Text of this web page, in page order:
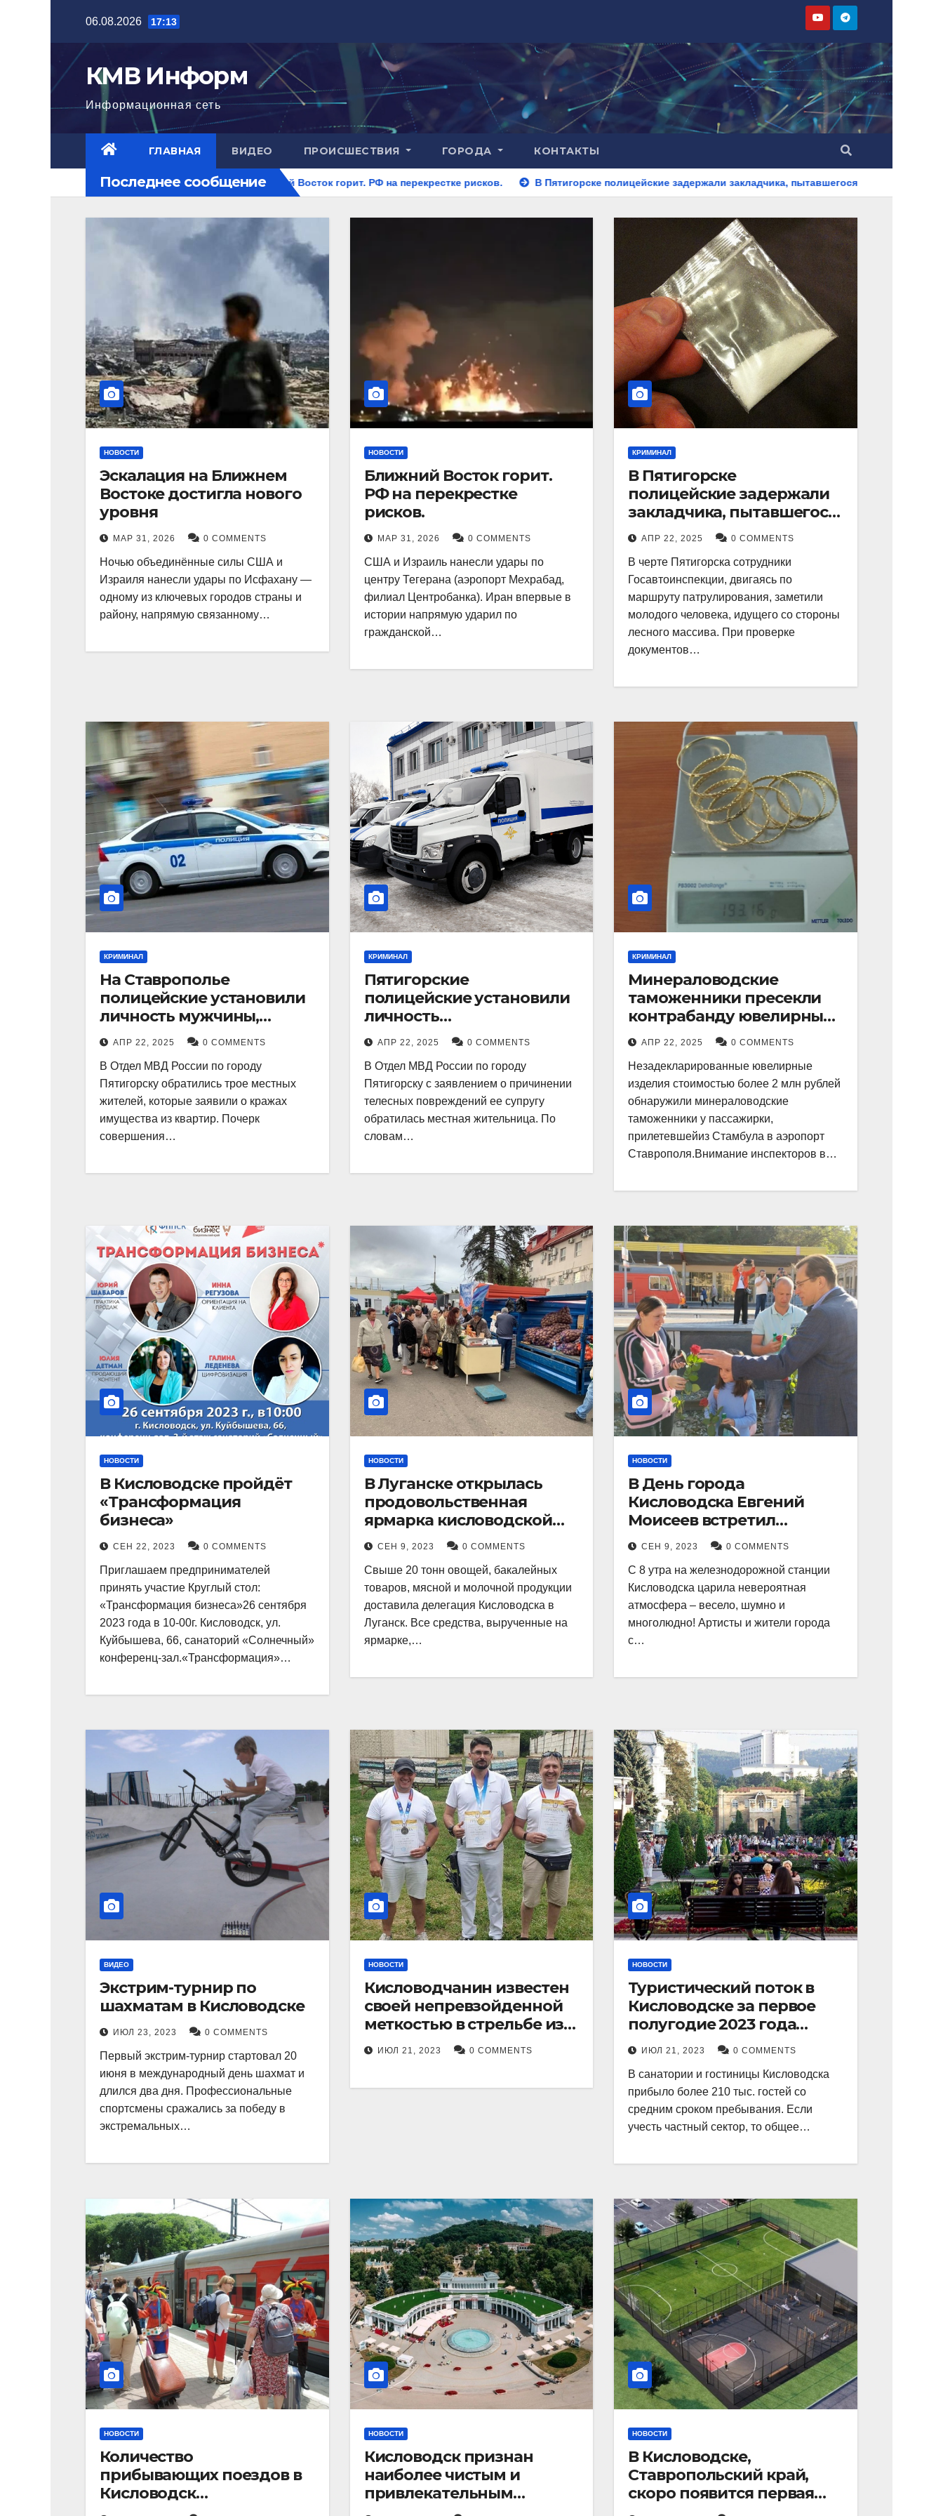
содержимому
06.08.2026 17:13
КМВ Информ
Информационная сеть
ГЛАВНАЯ ВИДЕО ПРОИСШЕСТВИЯ ГОРОДА КОНТАКТЫ
Последнее сообщение
нового уровня Ближний Восток горит. РФ на перекрестке рисков. В Пятигорске полицейские задержали закладчика, пытавшегося сбыть партию синтетического
НОВОСТИ
Эскалация на Ближнем
Востоке достигла нового
уровня
МАР 31, 2026 0 COMMENTS
Ночью объединённые силы США и
Израиля нанесли удары по Исфахану —
одному из ключевых городов страны и
району, напрямую связанному…
НОВОСТИ
Ближний Восток горит.
РФ на перекрестке
рисков.
МАР 31, 2026 0 COMMENTS
США и Израиль нанесли удары по
центру Тегерана (аэропорт Мехрабад,
филиал Центробанка). Иран впервые в
истории напрямую ударил по
гражданской…
КРИМИНАЛ
В Пятигорске
полицейские задержали
закладчика, пытавшегося
сбыть партию
синтетического
наркотика
АПР 22, 2025 0 COMMENTS
В черте Пятигорска сотрудники
Госавтоинспекции, двигаясь по
маршруту патрулирования, заметили
молодого человека, идущего со стороны
лесного массива. При проверке
документов…
КРИМИНАЛ
На Ставрополье
полицейские установили
личность мужчины,
причастного к кражам
имущества из квартир в
Пятигорске
АПР 22, 2025 0 COMMENTS
В Отдел МВД России по городу
Пятигорску обратились трое местных
жителей, которые заявили о кражах
имущества из квартир. Почерк
совершения…
КРИМИНАЛ
Пятигорские
полицейские установили
личность
злоумышленника,
причинившего телесные
повреждения местному
жителю
АПР 22, 2025 0 COMMENTS
В Отдел МВД России по городу
Пятигорску с заявлением о причинении
телесных повреждений ее супругу
обратилась местная жительница. По
словам…
КРИМИНАЛ
Минераловодские
таможенники пресекли
контрабанду ювелирных
изделий на 2 млн рублей
АПР 22, 2025 0 COMMENTS
Незадекларированные ювелирные
изделия стоимостью более 2 млн рублей
обнаружили минераловодские
таможенники у пассажирки,
прилетевшейиз Стамбула в аэропорт
Ставрополя.Внимание инспекторов в…
НОВОСТИ
В Кисловодске пройдёт
«Трансформация
бизнеса»
СЕН 22, 2023 0 COMMENTS
Приглашаем предпринимателей
принять участие Круглый стол:
«Трансформация бизнеса»26 сентября
2023 года в 10-00г. Кисловодск, ул.
Куйбышева, 66, санаторий «Солнечный»
конференц-зал.«Трансформация»…
НОВОСТИ
В Луганске открылась
продовольственная
ярмарка кисловодской
продукции.
СЕН 9, 2023 0 COMMENTS
Свыше 20 тонн овощей, бакалейных
товаров, мясной и молочной продукции
доставила делегация Кисловодска в
Луганск. Все средства, вырученные на
ярмарке,…
НОВОСТИ
В День города
Кисловодска Евгений
Моисеев встретил
прибывший поезд с
туристами.
СЕН 9, 2023 0 COMMENTS
С 8 утра на железнодорожной станции
Кисловодска царила невероятная
атмосфера – весело, шумно и
многолюдно! Артисты и жители города
с…
ВИДЕО
Экстрим-турнир по
шахматам в Кисловодске
ИЮЛ 23, 2023 0 COMMENTS
Первый экстрим-турнир стартовал 20
июня в международный день шахмат и
длился два дня. Профессиональные
спортсмены сражались за победу в
экстремальных…
НОВОСТИ
Кисловодчанин известен
своей непревзойденной
меткостью в стрельбе из
лука, и его успехи
прославили его в
ИЮЛ 21, 2023 0 COMMENTS
НОВОСТИ
Туристический поток в
Кисловодске за первое
полугодие 2023 года
показал рекордный рост в
21 процент.
ИЮЛ 21, 2023 0 COMMENTS
В санатории и гостиницы Кисловодска
прибыло более 210 тыс. гостей со
средним сроком пребывания. Если
учесть частный сектор, то общее…
НОВОСТИ
Количество
прибывающих поездов в
Кисловодск
стремительно
НОВОСТИ
Кисловодск признан
наиболее чистым и
привлекательным
курортным городом в
НОВОСТИ
В Кисловодске,
Ставропольский край,
скоро появится первая
«умная площадка».